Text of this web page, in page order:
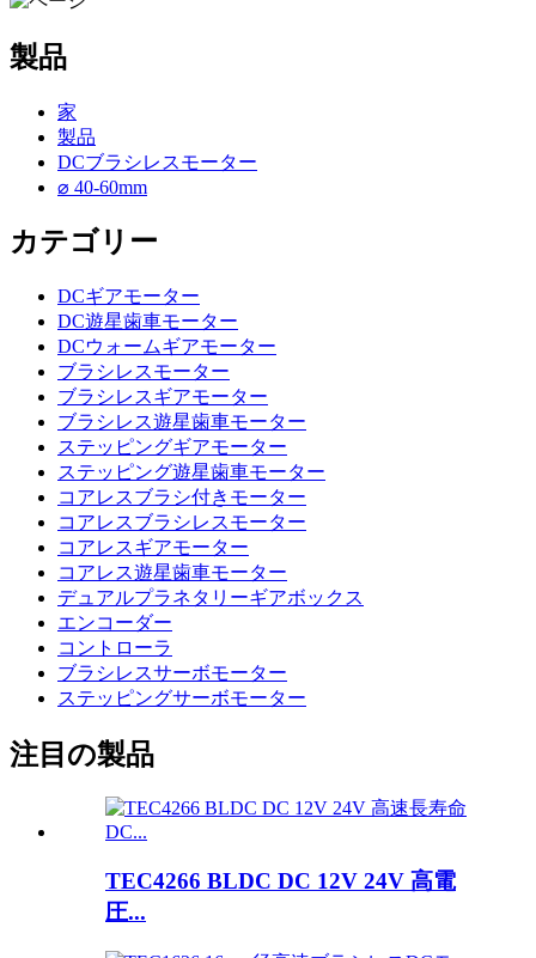
製品
家
製品
DCブラシレスモーター
⌀ 40-60mm
カテゴリー
DCギアモーター
DC遊星歯車モーター
DCウォームギアモーター
ブラシレスモーター
ブラシレスギアモーター
ブラシレス遊星歯車モーター
ステッピングギアモーター
ステッピング遊星歯車モーター
コアレスブラシ付きモーター
コアレスブラシレスモーター
コアレスギアモーター
コアレス遊星歯車モーター
デュアルプラネタリーギアボックス
エンコーダー
コントローラ
ブラシレスサーボモーター
ステッピングサーボモーター
注目の製品
TEC4266 BLDC DC 12V 24V 高電
圧...